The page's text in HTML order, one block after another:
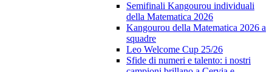
Semifinali Kangourou individuali
della Matematica 2026
Kangourou della Matematica 2026 a
squadre
Leo Welcome Cup 25/26
Sfide di numeri e talento: i nostri